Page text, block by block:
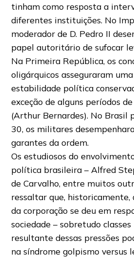
tinham como resposta a
diferentes instituições. No
moderador de D. Pedro II
papel autoritário de sufocar
Na Primeira República, os
oligárquicos asseguraram
estabilidade política
exceção de alguns períodos
(Arthur Bernardes). No Brasil
30, os militares
garantes da ordem.
Os estudiosos do
política brasileira – Alfred
de Carvalho, entre muitos
ressaltar que,
da corporação se deu em
sociedade – sobretudo classes
resultante dessas pressões
na síndrome golpismo versus